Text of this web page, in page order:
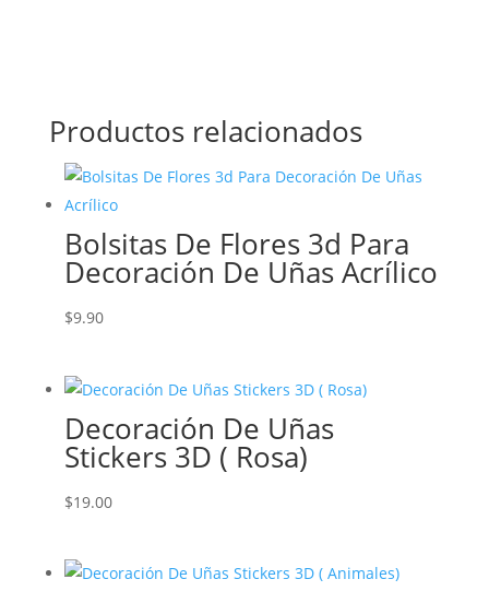
Productos relacionados
Bolsitas De Flores 3d Para
Decoración De Uñas Acrílico
$9.90
Decoración De Uñas
Stickers 3D ( Rosa)
$19.00